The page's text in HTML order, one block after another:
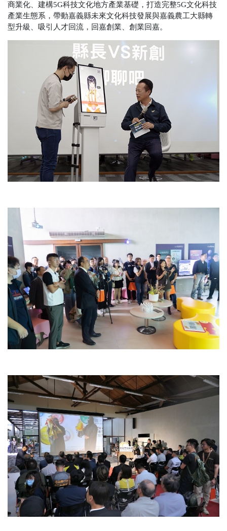
商業化、建構5G科技文化地方產業基礎，打造完整5G文化科技
產業生態系，帶動嘉義縣未來文化科技發展與嘉義農工大縣轉
型升級、吸引人才回流，回嘉創業、創業回嘉。